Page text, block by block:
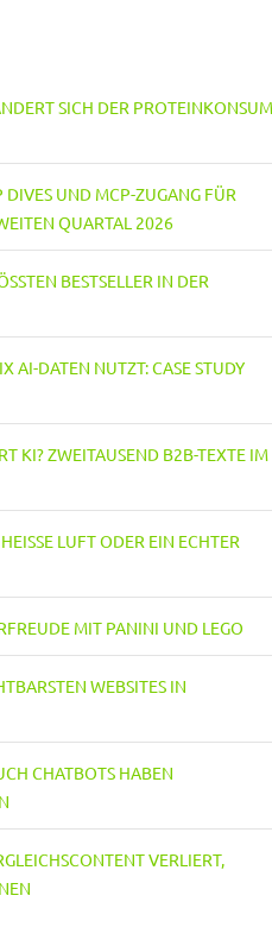
SICH DER PROTEINKONSUM O
DIVES UND MCP-ZUGANG FÜR
QUARTAL 2026
BESTSELLER IN DER H
AI-DATEN NUTZT: CASE STUDY
KI? ZWEITAUSEND B2B-TEXTE IM
LUFT ODER EIN ECHTER T
MIT PANINI UND LEGO
WEBSITES IN
CHATBOTS HABEN
VERLIERT,